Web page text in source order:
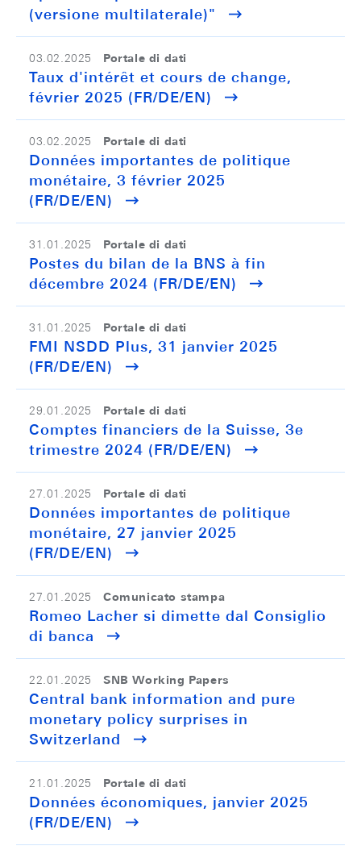
(versione multilaterale)"
03.02.2025 Portale di dati
Taux d'intérêt et cours de change,
février 2025 (FR/DE/EN)
03.02.2025 Portale di dati
Données importantes de politique
monétaire, 3 février 2025
(FR/DE/EN)
31.01.2025 Portale di dati
Postes du bilan de la BNS à fin
décembre 2024 (FR/DE/EN)
31.01.2025 Portale di dati
FMI NSDD Plus, 31 janvier 2025
(FR/DE/EN)
29.01.2025 Portale di dati
Comptes financiers de la Suisse, 3e
trimestre 2024 (FR/DE/EN)
27.01.2025 Portale di dati
Données importantes de politique
monétaire, 27 janvier 2025
(FR/DE/EN)
27.01.2025 Comunicato stampa
Romeo Lacher si dimette dal Consiglio
di banca
22.01.2025 SNB Working Papers
Central bank information and pure
monetary policy surprises in
Switzerland
21.01.2025 Portale di dati
Données économiques, janvier 2025
(FR/DE/EN)